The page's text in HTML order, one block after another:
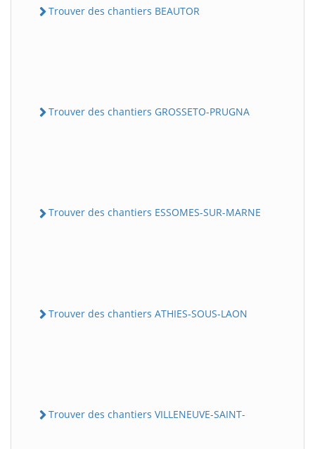
Trouver des chantiers BEAUTOR
Trouver des chantiers GROSSETO-PRUGNA
Trouver des chantiers ESSOMES-SUR-MARNE
Trouver des chantiers ATHIES-SOUS-LAON
Trouver des chantiers VILLENEUVE-SAINT-